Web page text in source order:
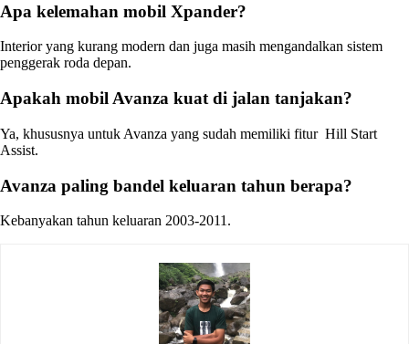
Apa kelemahan mobil Xpander?
Interior yang kurang modern dan juga masih mengandalkan sistem
penggerak roda depan.
Apakah mobil Avanza kuat di jalan tanjakan?
Ya, khususnya untuk Avanza yang sudah memiliki fitur Hill Start
Assist.
Avanza paling bandel keluaran tahun berapa?
Kebanyakan tahun keluaran 2003-2011.